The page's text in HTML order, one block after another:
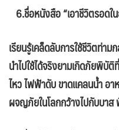
6.ชื่อหนังสือ “เอาชีวิตรอด
เรียนรู้เคล็ดลับการใช้ชีวิตท่า
นำไปใช้ได้จริงยามเกิดภัยพิบั
ไหว ไฟฟ้าดับ ขาดแคลนน้ำ อ
ผจญภัยในโลกกว้างไปกับบาส